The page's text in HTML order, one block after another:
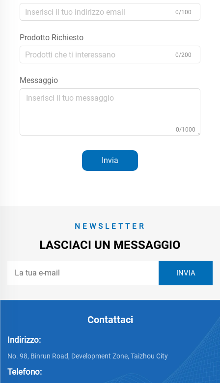
0/100
Prodotto Richiesto
0/200
Messaggio
0/1000
Invia
NEWSLETTER
LASCIACI UN MESSAGGIO
Contattaci
Indirizzo:
No. 98, Binrun Road, Development Zone, Taizhou City
Telefono: